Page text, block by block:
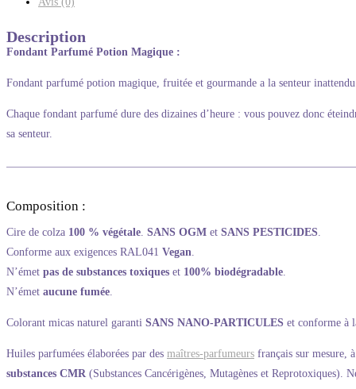
Description
Fondant Parfumé Potion Magique :
Fondant parfumé potion magique, fruitée et gourmande a la senteur
Chaque fondant parfumé dure des dizaines d’heure : vous pouvez donc
sa senteur.
Composition :
Cire de colza 100 % végétale SANS OGM et SANS PESTICIDES
Conforme aux exigences RAL041 Vegan
N’émet pas de substances toxiques et 100% biodégradable
N’émet aucune fumée
Colorant micas naturel garanti SANS NANO-PARTICULES et conforme à
Huiles parfumées élaborées par des maîtres-parfumeurs français sur mesure,
substances CMR (Substances Cancérigènes, Mutagènes et Reprotoxiques).